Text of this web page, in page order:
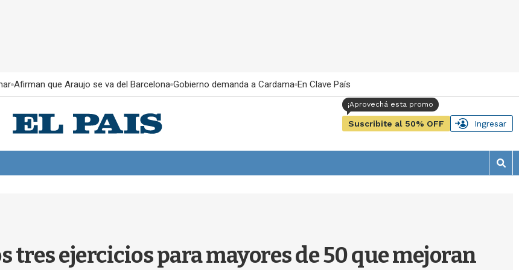
Afirman que Araujo se va del Barcelona Gobierno demanda a Cardama En Clave País
Suscribite al 50% OFF Ingresar
M
o
tres ejercicios para mayores de 50 que mejoran